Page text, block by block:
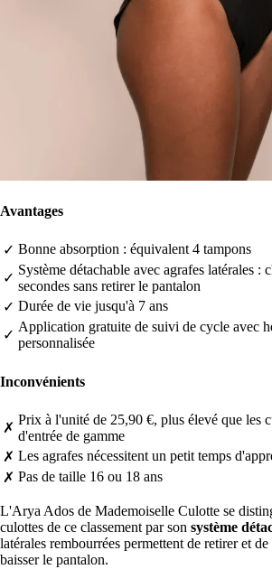
Avantages
✓ Bonne absorption : équivalent 4 tampons
✓
Système détachable avec agrafes latérales :
secondes sans retirer le pantalon
✓ Durée de vie jusqu'à 7 ans
✓
Application gratuite de suivi de cycle avec
personnalisée
Inconvénients
✗
Prix à l'unité de 25,90 €, plus élevé que les
d'entrée de gamme
✗ Les agrafes nécessitent un petit temps
✗ Pas de taille 16 ou 18 ans
L'Arya Ados de Mademoiselle Culotte se
culottes de ce classement par son système
latérales rembourrées permettent de retirer et
baisser le pantalon.